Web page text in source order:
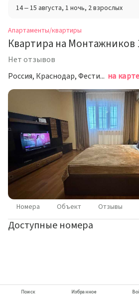
14 – 15 августа, 1 ночь, 2 взрослых
Апартаменты/квартиры
Квартира на Монтажников
Нет отзывов
Россия, Краснодар, Фестивальный микрорайон, улица Монтажников, 10/1 на карте
Номера Объект Отзывы
Доступные номера
Поиск Избранное